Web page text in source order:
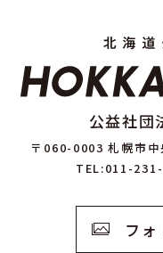
公益社団
〒060-0003 札幌市
TEL:011-
フ